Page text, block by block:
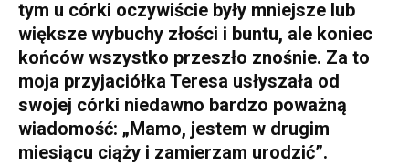
tym u córki oczywiście były mniejsze lub
większe wybuchy złości i buntu, ale koniec
końców wszystko przeszło znośnie. Za to
moja przyjaciółka Teresa usłyszała od
swojej córki niedawno bardzo poważną
wiadomość: „Mamo, jestem w drugim
miesiącu ciąży i zamierzam urodzić”.